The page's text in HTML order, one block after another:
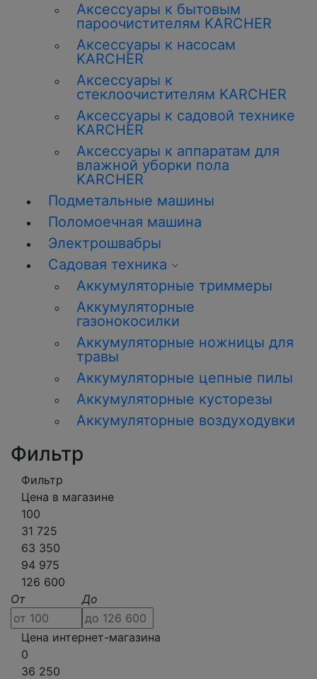
Аксессуары к бытовым
пароочистителям KARCHER
Аксессуары к насосам
KARCHER
Аксессуары к
стеклоочистителям KARCHER
Аксессуары к садовой технике
KARCHER
Аксессуары к аппаратам для
влажной уборки пола
KARCHER
Подметальные машины
Поломоечная машина
Электрошвабры
Садовая техника
Аккумуляторные триммеры
Аккумуляторные
газонокосилки
Аккумуляторные ножницы для
травы
Аккумуляторные цепные пилы
Аккумуляторные кусторезы
Аккумуляторные воздуходувки
Фильтр
Фильтр
Цена в магазине
100
31 725
63 350
94 975
126 600
От
До
Цена интернет-магазина
0
36 250